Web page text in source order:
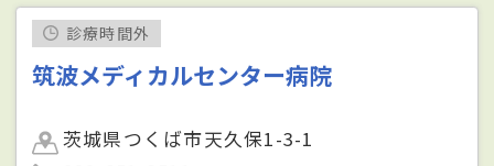
診療時間外
筑波メディカルセンター病院
茨城県つくば市天久保1-3-1